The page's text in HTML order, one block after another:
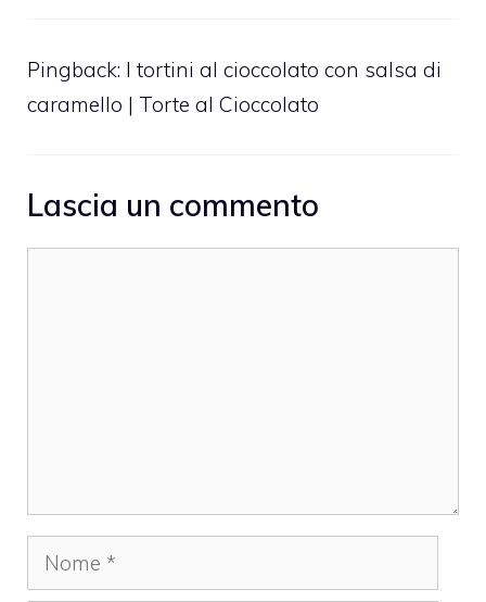
Pingback: I tortini al cioccolato con salsa di
caramello | Torte al Cioccolato
Lascia un commento
Nome